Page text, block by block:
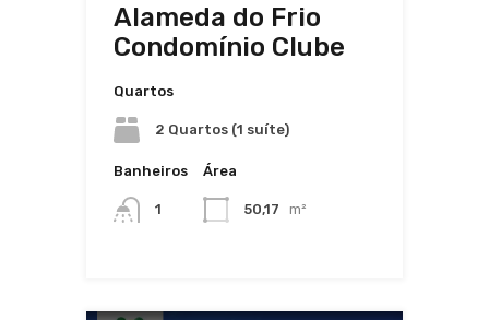
Alameda do Frio
Condomínio Clube
Quartos
2 Quartos (1 suíte)
Banheiros
1
Área
50,17 m²